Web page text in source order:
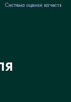
Система оценки качества